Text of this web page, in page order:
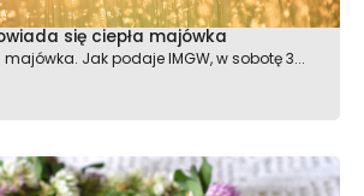
się ciepła majówka
majówka. Jak podaje IMGW, w sobotę 3...